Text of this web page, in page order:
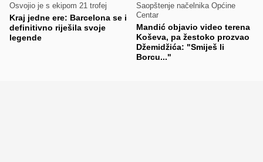
Osvojio je s ekipom 21 trofej
Kraj jedne ere: Barcelona se i
definitivno riješila svoje
legende
Saopštenje načelnika Općine
Centar
Mandić objavio video terena
Koševa, pa žestoko prozvao
Džemidžića: "Smiješ li
Borcu..."